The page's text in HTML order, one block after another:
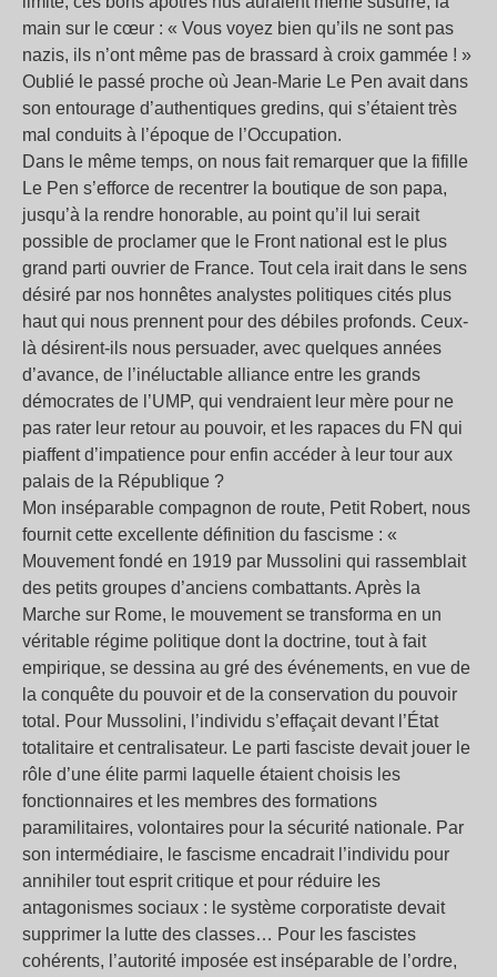
main sur le cœur : « Vous voyez bien qu’ils ne sont pas
nazis, ils n’ont même pas de brassard à croix gammée ! »
Oublié le passé proche où Jean-Marie Le Pen avait dans
son entourage d’authentiques gredins, qui s’étaient très
mal conduits à l’époque de l’Occupation.
Dans le même temps, on nous fait remarquer que la fifille
Le Pen s’efforce de recentrer la boutique de son papa,
jusqu’à la rendre honorable, au point qu’il lui serait
possible de proclamer que le Front national est le plus
grand parti ouvrier de France. Tout cela irait dans le sens
désiré par nos honnêtes analystes politiques cités plus
haut qui nous prennent pour des débiles profonds. Ceux-
là désirent-ils nous persuader, avec quelques années
d’avance, de l’inéluctable alliance entre les grands
démocrates de l’UMP, qui vendraient leur mère pour ne
pas rater leur retour au pouvoir, et les rapaces du FN qui
piaffent d’impatience pour enfin accéder à leur tour aux
palais de la République ?
Mon inséparable compagnon de route, Petit Robert, nous
fournit cette excellente définition du fascisme : «
Mouvement fondé en 1919 par Mussolini qui rassemblait
des petits groupes d’anciens combattants. Après la
Marche sur Rome, le mouvement se transforma en un
véritable régime politique dont la doctrine, tout à fait
empirique, se dessina au gré des événements, en vue de
la conquête du pouvoir et de la conservation du pouvoir
total. Pour Mussolini, l’individu s’effaçait devant l’État
totalitaire et centralisateur. Le parti fasciste devait jouer le
rôle d’une élite parmi laquelle étaient choisis les
fonctionnaires et les membres des formations
paramilitaires, volontaires pour la sécurité nationale. Par
son intermédiaire, le fascisme encadrait l’individu pour
annihiler tout esprit critique et pour réduire les
antagonismes sociaux : le système corporatiste devait
supprimer la lutte des classes… Pour les fascistes
cohérents, l’autorité imposée est inséparable de l’ordre,